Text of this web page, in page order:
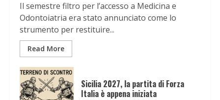
Il semestre filtro per l’accesso a Medicina e
Odontoiatria era stato annunciato come lo
strumento per restituire...
Read More
Sicilia 2027, la partita di Forza
Italia è appena iniziata